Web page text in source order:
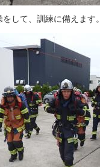
して、訓練に備えます。